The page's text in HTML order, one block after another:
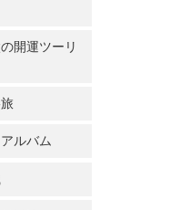
開運ツーリ
ルバム